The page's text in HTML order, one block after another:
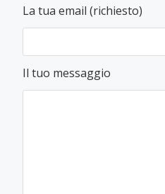
La tua email (richiesto)
Il tuo messaggio